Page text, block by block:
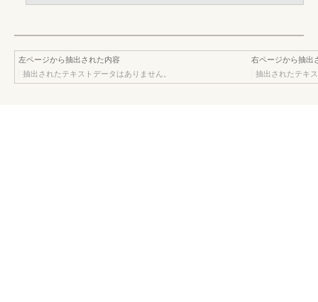
左ページから抽出された内容
抽出されたテキストデータはありません。
右ページから抽出
抽出されたテキ